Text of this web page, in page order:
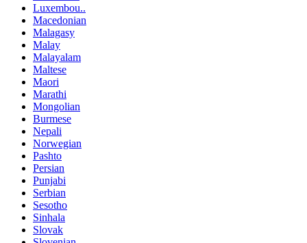
Luxembou..
Macedonian
Malagasy
Malay
Malayalam
Maltese
Maori
Marathi
Mongolian
Burmese
Nepali
Norwegian
Pashto
Persian
Punjabi
Serbian
Sesotho
Sinhala
Slovak